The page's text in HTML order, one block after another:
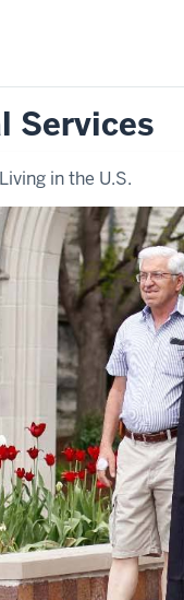
Services
Living in the U.S.